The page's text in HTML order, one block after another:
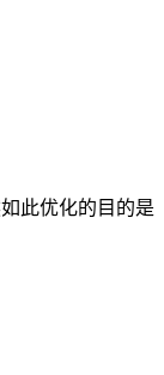
此优化的目的是